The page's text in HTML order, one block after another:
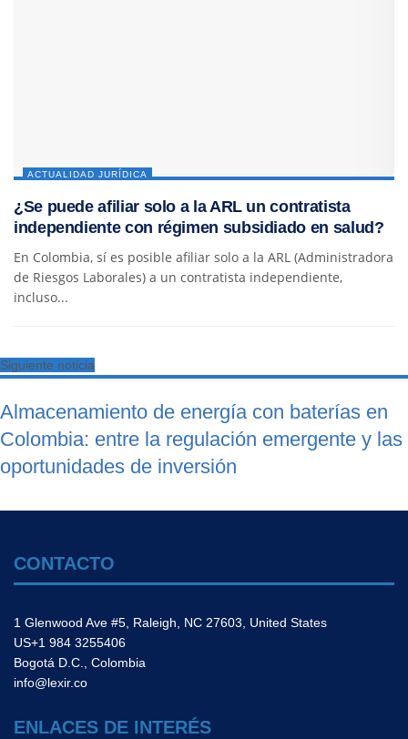
ACTUALIDAD JURÍDICA
¿Se puede afiliar solo a la ARL un contratista
independiente con régimen subsidiado en salud?
En Colombia, sí es posible afiliar solo a la ARL (Administradora
de Riesgos Laborales) a un contratista independiente,
incluso...
Siguiente noticia
Almacenamiento de energía con baterías en
Colombia: entre la regulación emergente y las
oportunidades de inversión
CONTACTO
1 Glenwood Ave #5, Raleigh, NC 27603, United States
US+1 984 3255406
Bogotá D.C., Colombia
info@lexir.co
ENLACES DE INTERÉS